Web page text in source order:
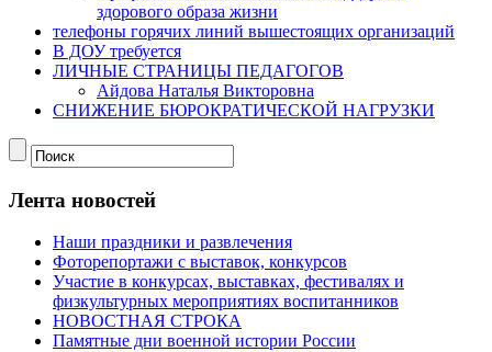
здорового образа жизни
телефоны горячих линий вышестоящих организаций
В ДОУ требуется
ЛИЧНЫЕ СТРАНИЦЫ ПЕДАГОГОВ
Айдова Наталья Викторовна
СНИЖЕНИЕ БЮРОКРАТИЧЕСКОЙ НАГРУЗКИ
Лента новостей
Наши праздники и развлечения
Фоторепортажи с выставок, конкурсов
Участие в конкурсах, выставках, фестивалях и
физкультурных мероприятиях воспитанников
НОВОСТНАЯ СТРОКА
Памятные дни военной истории России